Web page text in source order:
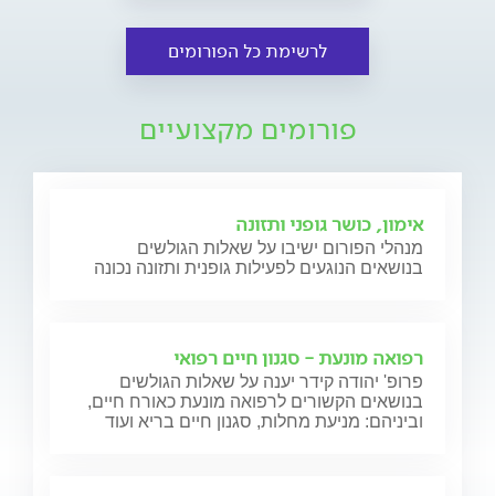
לרשימת כל הפורומים
פורומים מקצועיים
אימון, כושר גופני ותזונה
מנהלי הפורום ישיבו על שאלות הגולשים
בנושאים הנוגעים לפעילות גופנית ותזונה נכונה
רפואה מונעת - סגנון חיים רפואי
פרופ' יהודה קידר יענה על שאלות הגולשים
בנושאים הקשורים לרפואה מונעת כאורח חיים,
וביניהם: מניעת מחלות, סגנון חיים בריא ועוד